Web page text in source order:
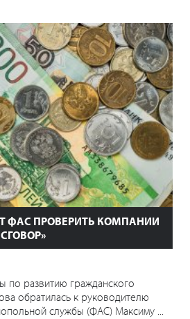
ФАС ПРОВЕРИТЬ КОМПАНИИ
по развитию гражданского
обратилась к руководителю
службы (ФАС) Максиму ...